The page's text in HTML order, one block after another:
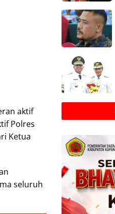
aktif
Polres
Ketua
seluruh